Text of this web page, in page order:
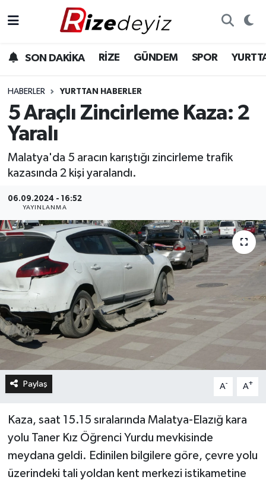
SON DAKİKA RİZE GÜNDEM SPOR
HABERLER YURTTAN HABERLER
5 Araçlı Zincirleme Kaza: 2
Yaralı
Malatya'da 5 aracın karıştığı zincirleme trafik
kazasında 2 kişi yaralandı.
06.09.2024 - 16:52
YAYINLANMA
Paylaş A- A+
Kaza, saat 15.15 sıralarında Malatya-Elazığ kara
yolu Taner Kız Öğrenci Yurdu mevkisinde
meydana geldi. Edinilen bilgilere göre, çevre yolu
üzerindeki tali yoldan kent merkezi istikametine
Gündem
Yurttan Haberler
Ekonomi
Teknoloji
Sağlık
Rize Hava Durumu
Rize Trafik Yoğunluk Haritası
Süper Lig Puan Durumu ve Fikstür
Tüm Manşetler
Son Dakika Haberleri
Haber Arşivi